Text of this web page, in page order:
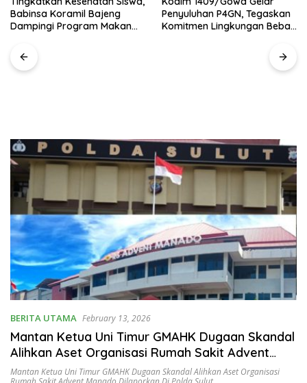
Babinsa Koramil Bajeng
Dampingi Program Makan
Penyuluhan P4GN, Tegaskan
Komitmen Lingkungan Bebas
BERITA UTAMA February 13, 2026
Mantan Ketua Uni Timur GMAHK Dugaan Skandal
Alihkan Aset Organisasi Rumah Sakit Advent
Manado Dilaporkan di Polda Sulut
Mantan Ketua Uni Timur GMAHK Dugaan Skandal Alihkan Aset Organisasi